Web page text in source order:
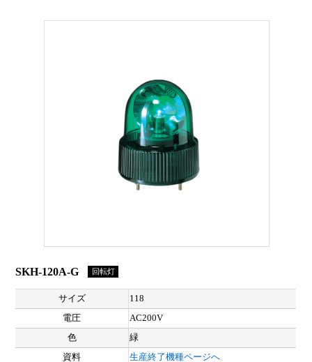
SKH-120A-G 回転灯
サイズ
118
電圧
AC200V
色
緑
資料
生産終了機種ページへ